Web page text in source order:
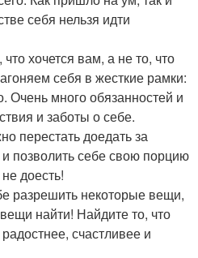
себя нельзя идти
хочется вам, а не то, что
себя в жесткие рамки:
Очень много обязанностей и
и заботы о себе.
перестать доедать за
позволить себе свою порцию
доесть!
разрешить некоторые вещи,
найти! Найдите то, что
счастливее и